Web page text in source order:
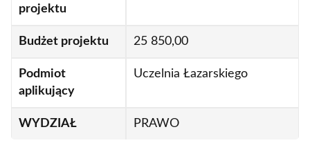
projektu
Budżet projektu 25 850,00
Podmiot
aplikujący
Uczelnia Łazarskiego
WYDZIAŁ PRAWO
REALM- Real-world-data Enabled Assessment
Strukturalne i regionalne aspekty
międzynarodowych cykli koniunkturalnych
Wniosek o finansowanie w ramach programu